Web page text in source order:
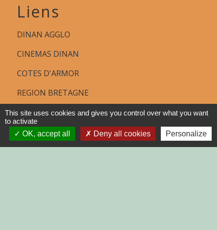
Liens
DINAN AGGLO
CINEMAS DINAN
COTES D'ARMOR
REGION BRETAGNE
DEMARCHES
ADMINISTRATIVES SUR Service-
public.fr
This site uses cookies and gives you control over what you want
to activate
OK, accept all
Deny all cookies Personalize